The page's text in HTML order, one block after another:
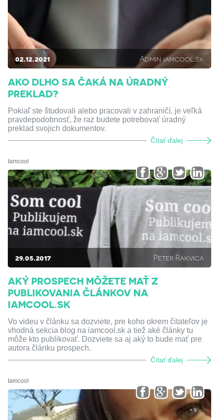
02.12.2021 Admin iamcool.sk
AKO DLHO SA ČAKÁ NA ÚRADNÝ
PREKLAD?
Pokiaľ ste študovali alebo pracovali v zahraničí, je veľká
pravdepodobnosť, že raz budete potrebovať úradný
preklad svojich dokumentov.
Čítať ďalej
Iamcool
29.05.2017 Peter Rakvica
AKÝ PROSPECH MÔŽETE MAŤ Z
PUBLIKOVANIA ČLÁNKOV NA
IAMCOOL.SK
Vo videu v článku sa dozviete, pre koho okrem čitateľov je
vhodná sekcia blog na iamcool.sk a tiež aké články tu
môže kto publikovať. Dozviete sa aj aký to bude mať pre
autora článku prospech.
Čítať ďalej
Iamcool